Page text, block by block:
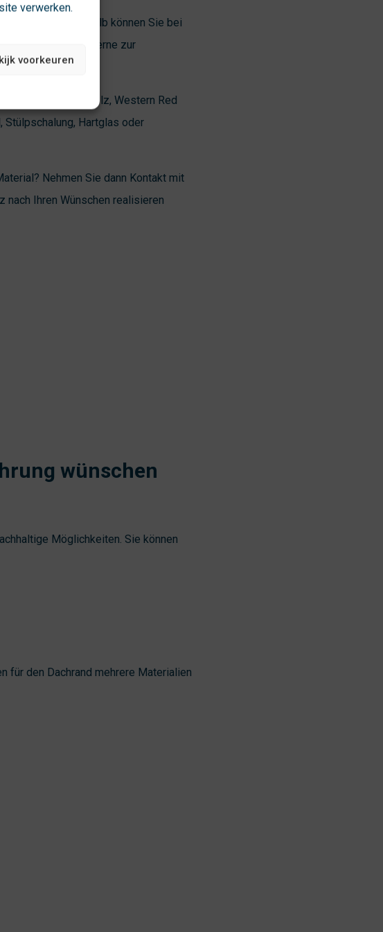
verwerken.
voorkeuren
einfügt. Deshalb können Sie bei
beraten wir Sie gerne zur
vergrautem Hartholz, Western Red
Stülpschalung, Hartglas oder
Nehmen Sie dann Kontakt mit
nach Ihren Wünschen realisieren
wünschen
Möglichkeiten. Sie können
für den Dachrand mehrere Materialien